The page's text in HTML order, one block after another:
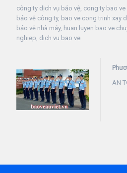
công ty dịch vụ bảo vệ, cong ty bao ve
bảo vệ công ty, bao ve cong trinh xay
bảo vệ nhà máy, huan luyen bao ve
nghiep, dich vu bao ve
AN